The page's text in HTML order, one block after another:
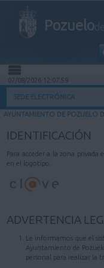
Pozuelode
MI
07/08/2026 12:07:59
SEDE ELECTRÓNICA
AYUNTAMIENTO DE POZUELO
IDENTIFICACIÓN
Para acceder a la zona privada
en el logotipo.
ADVERTENCIA
Le informamos que el
Ayuntamiento de
personal para realizar la